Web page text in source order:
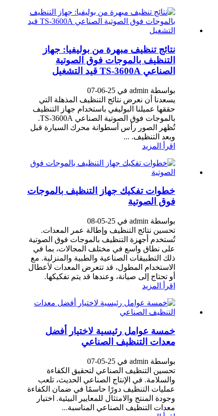
نتائج تنظيف مبهرة من بوليفيا: جهاز
التنظيف بالموجات فوق الصوتية
الصناعي TS-3600A قيد التشغيل
بواسطة admin في 25-06-07
يسعدنا أن نعرض نتائج التنظيف المذهلة التي
حققها عميلنا البوليفي باستخدام جهاز التنظيف
بالموجات فوق الصوتية الصناعي TS-3600A.
تُظهر الصور رأس أسطوانة محرك السيارة قبل
وبعد التنظيف. ...
اقرأ المزيد
خطوات تفكيك جهاز التنظيف بالموجات
فوق الصوتية
بواسطة admin في 25-05-08
تحسين نتائج التنظيف وإطالة عمر المعدات.
تُستخدم أجهزة التنظيف بالموجات فوق الصوتية
على نطاق واسع في مختلف المجالات، بما في
ذلك التطبيقات الصناعية والطبية والمنزلية. مع
الاستخدام المطول، قد تتعرض المعدات لأعطال
أو تحتاج إلى صيانة، وعندها قد يتم تفكيكها.
اقرأ المزيد
خمسة عوامل رئيسية لاختيار أفضل
معدات التنظيف الصناعي
بواسطة admin في 25-05-07
تحسين التنظيف الصناعي لتحقيق الكفاءة
والسلامة. في الإنتاج الصناعي الحديث، تلعب
عمليات التنظيف دورًا حاسمًا في ضمان الكفاءة
وجودة المنتج والامتثال للمعايير البيئية. اختيار
معدات التنظيف الصناعي المناسبة...